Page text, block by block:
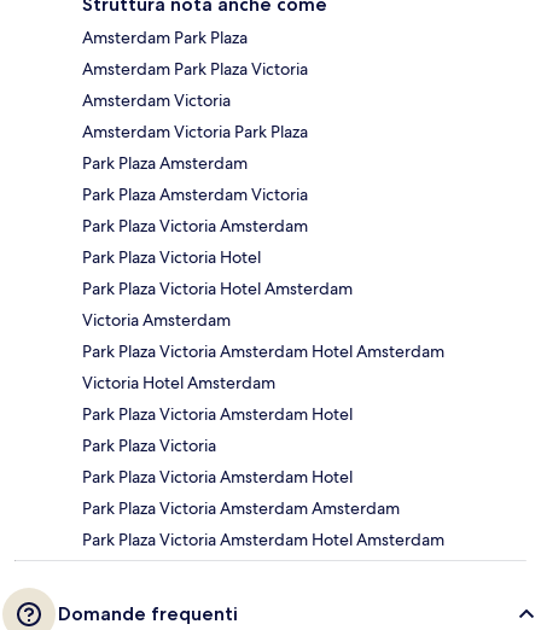
Amsterdam Park Plaza
Amsterdam Park Plaza Victoria
Amsterdam Victoria
Amsterdam Victoria Park Plaza
Park Plaza Amsterdam
Park Plaza Amsterdam Victoria
Park Plaza Victoria Amsterdam
Park Plaza Victoria Hotel
Park Plaza Victoria Hotel Amsterdam
Victoria Amsterdam
Park Plaza Victoria Amsterdam Hotel Amsterdam
Victoria Hotel Amsterdam
Park Plaza Victoria Amsterdam Hotel
Park Plaza Victoria
Park Plaza Victoria Amsterdam Hotel
Park Plaza Victoria Amsterdam Amsterdam
Park Plaza Victoria Amsterdam Hotel Amsterdam
Domande frequenti